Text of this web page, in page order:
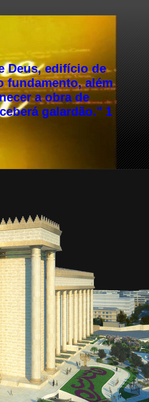
Deus, edifício de
fundamento, além
a obra de
galardão." 1